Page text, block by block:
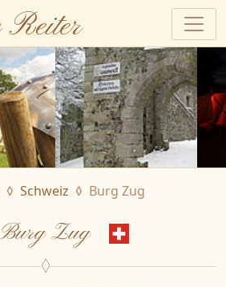
Reiter
Schweiz Burg Zug
Zug